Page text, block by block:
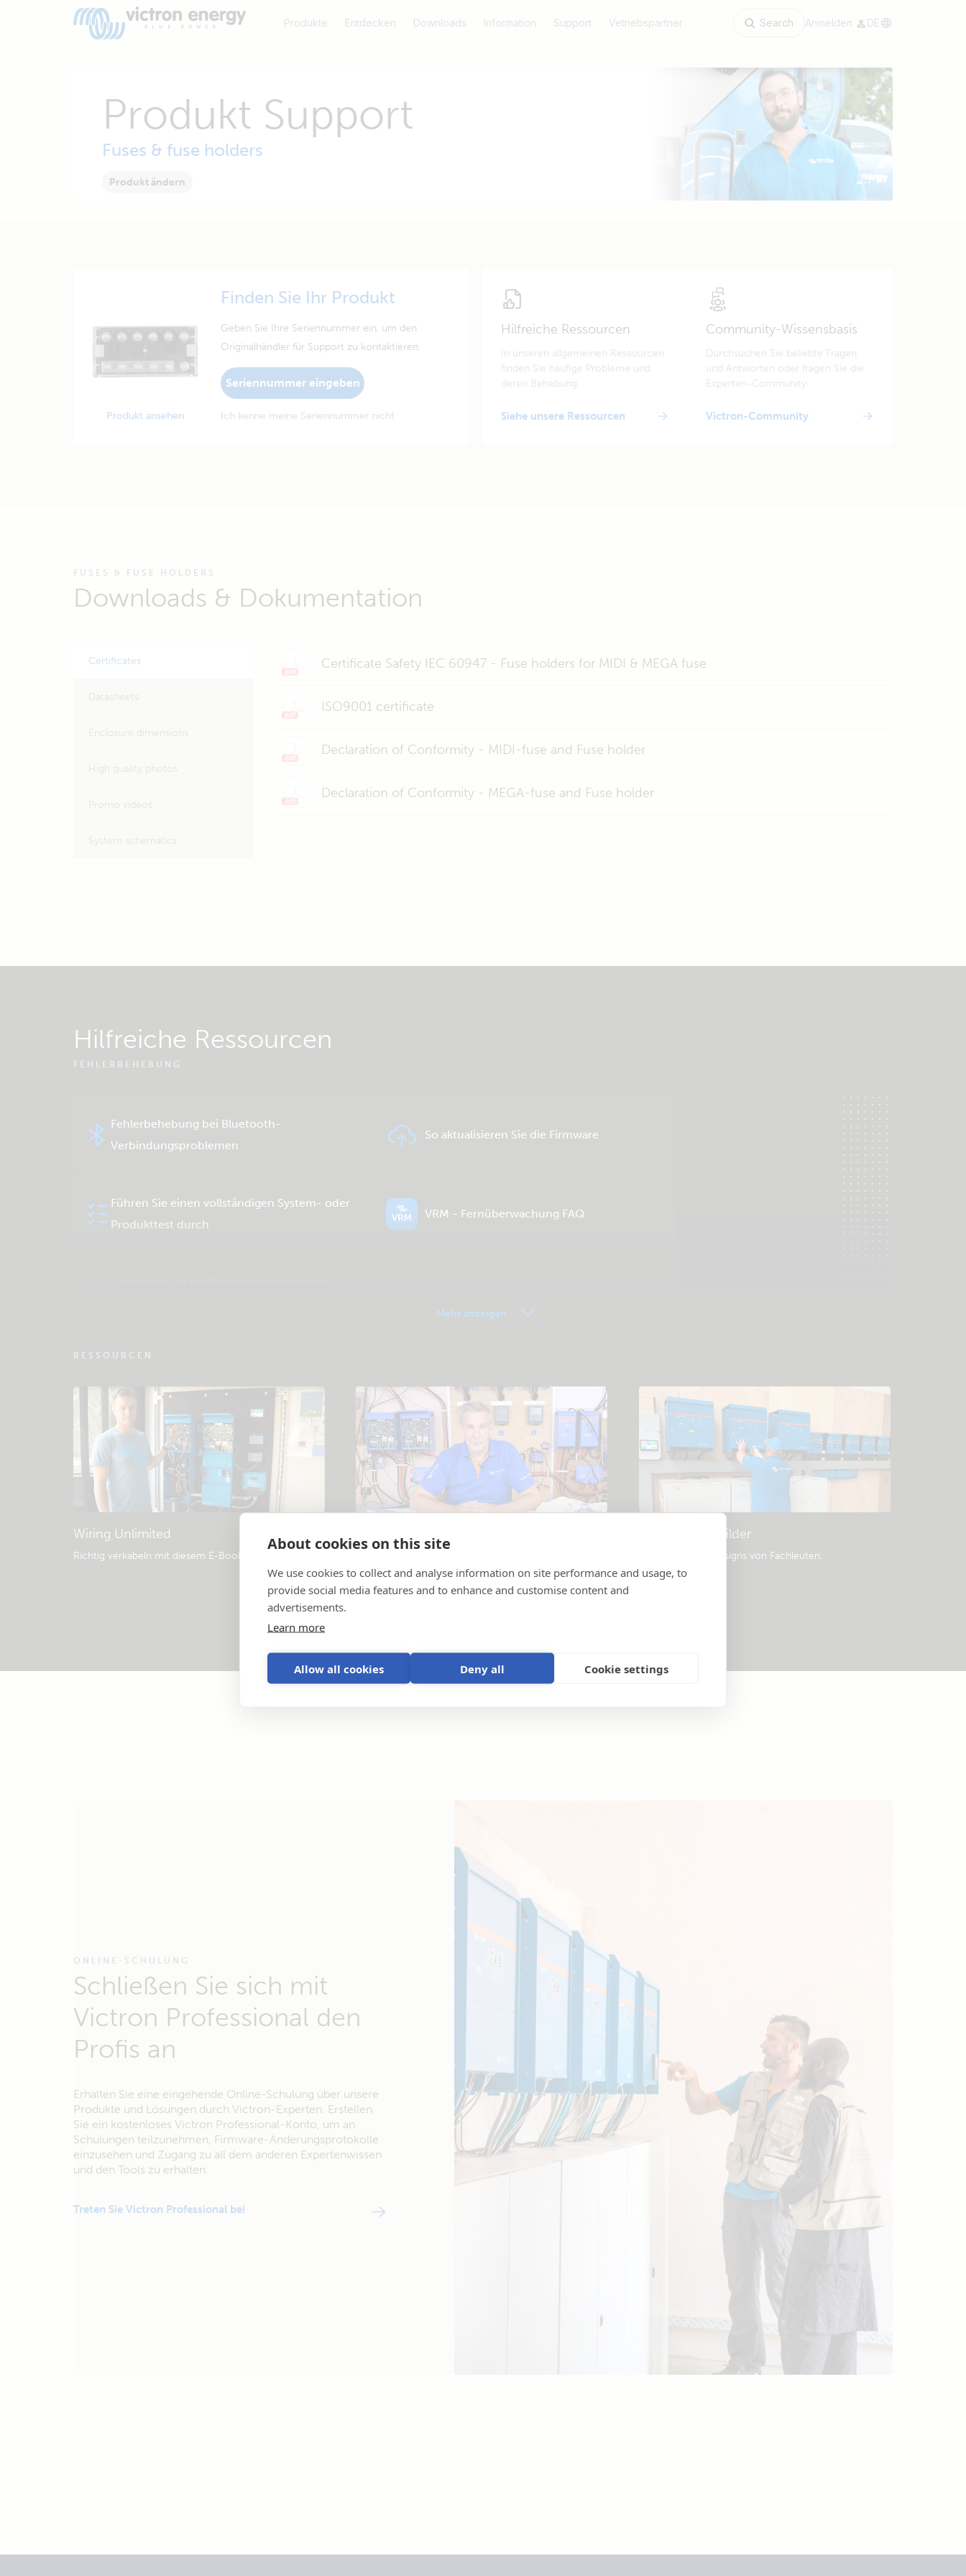
About cookies on this site
We use cookies to collect and analyse information on site performance and usage, to
provide social media features and to enhance and customise content and
advertisements.
Learn more
Allow all cookies Deny all Cookie settings
Produkte Entdecken Downloads Information Support Vetriebspartner Search Anmelden DE
Produkt Support
Fuses & fuse holders
Produkt ändern
Produkt ansehen
Finden Sie Ihr Produkt
Geben Sie Ihre Seriennummer ein, um den
Originalhändler für Support zu kontaktieren.
Seriennummer eingeben
Ich kenne meine Seriennummer nicht
Hilfreiche Ressourcen
In unseren allgemeinen Ressourcen
finden Sie häufige Probleme und
deren Behebung.
Siehe unsere Ressourcen
Community-Wissensbasis
Durchsuchen Sie beliebte Fragen
und Antworten oder fragen Sie die
Experten-Community.
Victron-Community
FUSES & FUSE HOLDERS
Downloads & Dokumentation
Certificates Certificate Safety IEC 60947 - Fuse holders for MIDI & MEGA fuse
ISO9001 certificate
Declaration of Conformity - MIDI-fuse and Fuse holder
Declaration of Conformity - MEGA-fuse and Fuse holder
Hilfreiche Ressourcen
FEHLERBEHEBUNG
Fehlerbehebung bei Bluetooth-
Verbindungsproblemen
So aktualisieren Sie die Firmware
Führen Sie einen vollständigen System- oder
Produkttest durch
VRM - Fernüberwachung FAQ
Mehr anzeigen
RESSOURCEN
Wiring Unlimited
Richtig verkabeln mit diesem E-Book
Beispielschaltbilder
Beliebte Systemdesigns von Fachleuten.
ONLINE-SCHULUNG
Schließen Sie sich mit
Victron Professional den
Profis an
Erhalten Sie eine eingehende Online-Schulung über unsere
Produkte und Lösungen durch Victron-Experten. Erstellen
Sie ein kostenloses Victron Professional-Konto, um an
Schulungen teilzunehmen, Firmware-Änderungsprotokolle
einzusehen und Zugang zu all dem anderen Expertenwissen
und den Tools zu erhalten.
Treten Sie Victron Professional bei